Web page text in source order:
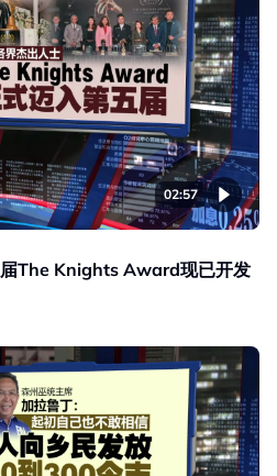
02:57
The Knights Award现已开发